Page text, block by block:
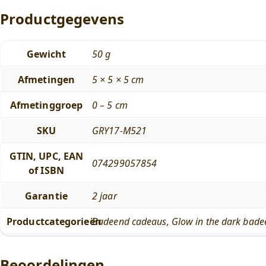
Productgegevens
Gewicht
50 g
Afmetingen
5 × 5 × 5 cm
Afmetinggroep
0 – 5 cm
SKU
GRY17-M521
GTIN, UPC, EAN
of ISBN
074299057854
Garantie
2 jaar
ProductcategorieënBadeend cadeaus, Glow in the dark